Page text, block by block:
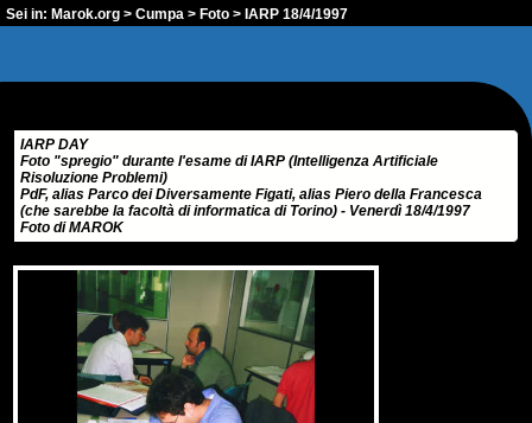
Sei in: Marok.org > Cumpa > Foto > IARP 18/4/1997
IARP DAY
Foto "spregio" durante l'esame di IARP (Intelligenza Artificiale
Risoluzione Problemi)
PdF, alias Parco dei Diversamente Figati, alias Piero della Francesca
(che sarebbe la facoltà di informatica di Torino) - Venerdì 18/4/1997
Foto di MAROK